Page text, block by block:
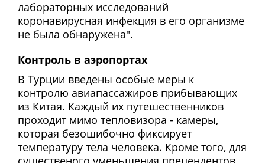
лабораторных исследований
коронавирусная инфекция в его организме
не была обнаружена".
Контроль в аэропортах
В Турции введены особые меры к
контролю авиапассажиров прибывающих
из Китая. Каждый их путешественников
проходит мимо тепловизора - камеры,
которая безошибочно фиксирует
температуру тела человека. Кроме того, для